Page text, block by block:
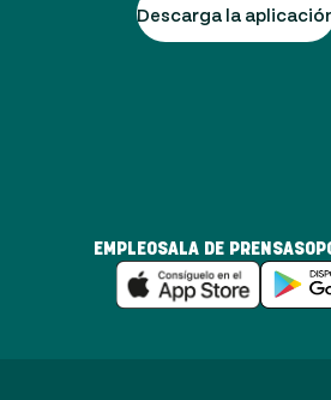
Descarga la
EMPLEOSALA DE PRENSA